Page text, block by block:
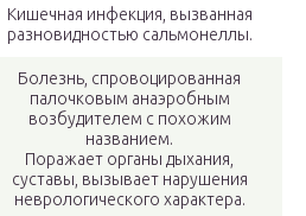
Кишечная инфекция, вызванная
разновидностью сальмонеллы.
Болезнь, спровоцированная
палочковым анаэробным
возбудителем с похожим
названием.
Поражает органы дыхания,
суставы, вызывает нарушения
неврологического характера.